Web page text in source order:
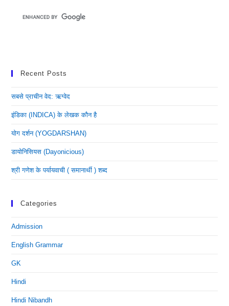
Recent Posts
सबसे प्राचीन वेद: ऋग्वेद
इंडिका (INDICA) के लेखक कौन है
योग दर्शन (YOGDARSHAN)
डायोनिसियस (dayonicious)
श्री गणेश के पर्यायवाची ( समानार्थी ) शब्द
Categories
Admission
English Grammar
GK
Hindi
Hindi Nibandh